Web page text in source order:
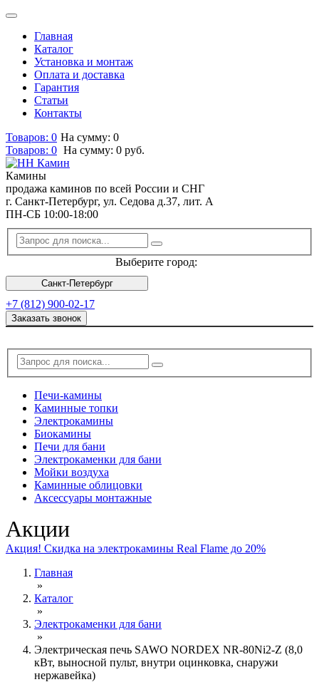
Главная
Каталог
Установка и монтаж
Оплата и доставка
Гарантия
Статьи
Контакты
Товаров: 0 На сумму: 0
Товаров: 0 На сумму: 0 руб.
Камины
продажа каминов по всей России и СНГ
г. Санкт-Петербург, ул. Седова д.37, лит. А
ПН-СБ 10:00-18:00
Выберите город:
Санкт-Петербург
+7 (812) 900-02-17
Заказать звонок
Печи-камины
Каминные топки
Электрокамины
Биокамины
Печи для бани
Электрокаменки для бани
Мойки воздуха
Каминные облицовки
Аксессуары монтажные
Акции
Акция! Скидка на электрокамины Real Flame до 20%
Главная
»
Каталог
»
Электрокаменки для бани
»
Электрическая печь SAWO NORDEX NR-80Ni2-Z (8,0
кВт, выносной пульт, внутри оцинковка, снаружи
нержавейка)